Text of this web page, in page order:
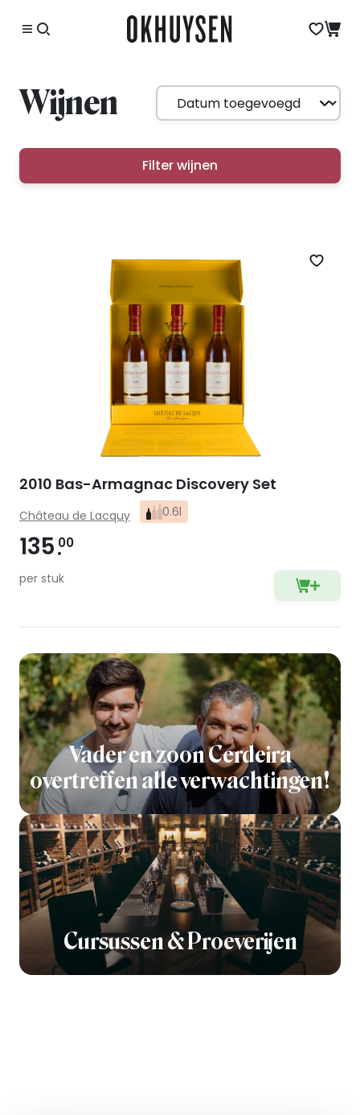
Wijnen
Filter wijnen
Vader en zoon Cerdeira
overtreffen alle verwachtingen!
Cursussen & Proeverijen
Zet
2010 Bas-Armagnac Discovery Set
Château de Lacquy 0.6l
135 00
per stuk